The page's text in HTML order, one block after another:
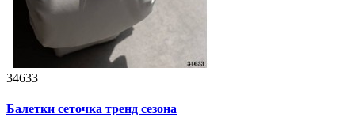
34633
Балетки сеточка тренд сезона